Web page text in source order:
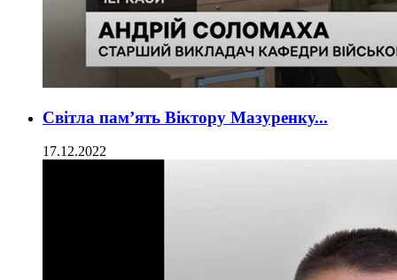
Світла пам’ять Віктору Мазуренку...
17.12.2022